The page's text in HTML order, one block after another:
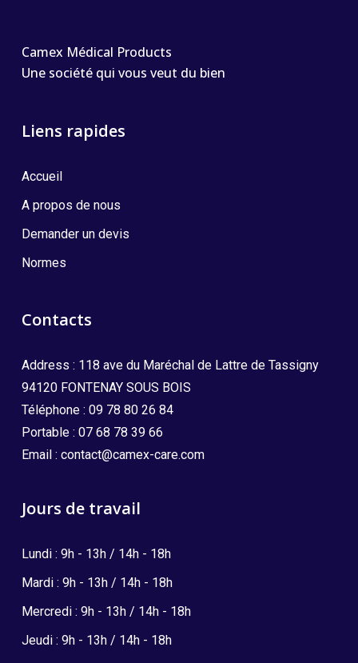
Camex Médical Products
Une société qui vous veut du bien
Liens rapides
Accueil
A propos de nous
Demander un devis
Normes
Contacts
Address : 118 ave du Maréchal de Lattre de Tassigny
94120 FONTENAY SOUS BOIS
Téléphone : 09 78 80 26 84
Portable : 07 68 78 39 66
Email : contact@camex-care.com
Jours de travail
Lundi : 9h - 13h / 14h - 18h
Mardi : 9h - 13h / 14h - 18h
Mercredi : 9h - 13h / 14h - 18h
Jeudi : 9h - 13h / 14h - 18h